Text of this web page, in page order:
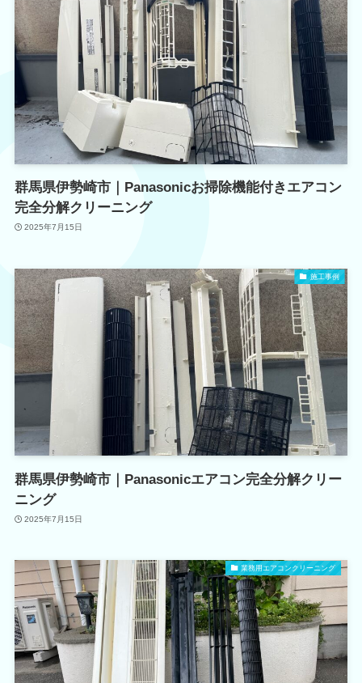
群馬県伊勢崎市｜Panasonicお掃除機能付きエアコン
完全分解クリーニング
2025年7月15日
施工事例
群馬県伊勢崎市｜Panasonicエアコン完全分解クリー
ニング
2025年7月15日
業務用エアコンクリーニング